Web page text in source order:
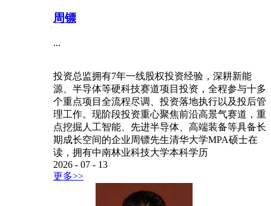
周镖
...
投资总监拥有7年一线股权投资经验，深耕新能
源、半导体等硬科技赛道项目投资，全程参与十多
个重点项目全流程尽调、投资落地执行以及投后管
理工作。现阶段投资重心聚焦前沿高景气赛道，重
点挖掘人工智能、先进半导体、高端装备等具备长
期成长空间的企业周镖先生清华大学MPA硕士在
读，拥有中南林业科技大学本科学历
2026 - 07 - 13
更多>>